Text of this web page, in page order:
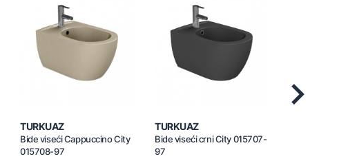
TURKUAZ
Bide viseći Cappuccino City
015708-97
TURKUAZ
Bide viseći crni City 015707-
97